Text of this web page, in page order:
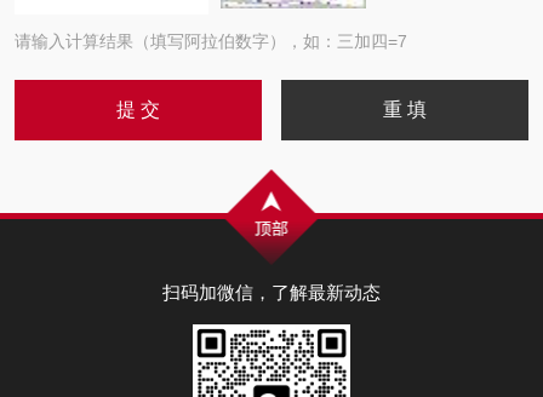
请输入计算结果（填写阿拉伯数字），如：三加四=7
扫码加微信，了解最新动态